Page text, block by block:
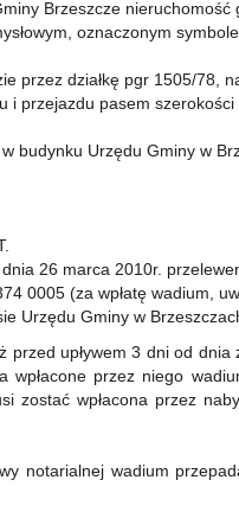
Brzeszcze nieruchomość
oznaczonym
przez działkę pgr 1505/78,
i przejazdu pasem szerokości
budynku Urzędu Gminy w
26 marca 2010r.
0005 (za wpłatę wadium,
Urzędu Gminy w
upływem 3 dni od dnia
wpłacone przez niego
zostać wpłacona przez
notarialnej wadium